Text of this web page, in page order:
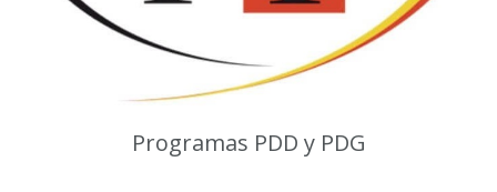
Programas PDD y PDG